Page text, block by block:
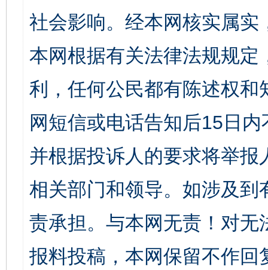
社会影响。经本网核实属
本网根据有关法律法规规
利，任何公民都有陈述权
网短信或电话告知后15日
并根据投诉人的要求将举
相关部门和领导。如涉及
责承担。与本网无责！对
报料投稿，本网保留不作